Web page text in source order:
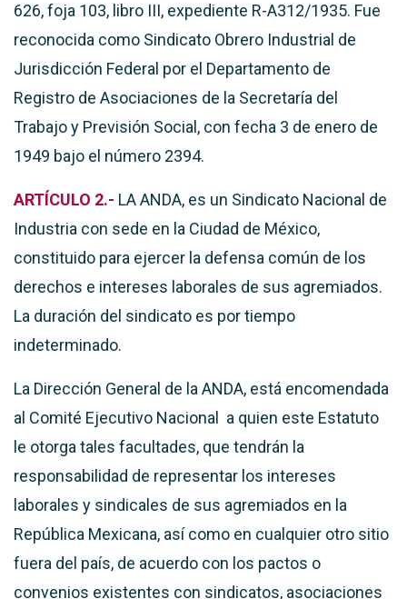
626, foja 103, libro III, expediente R-A312/1935. Fue
reconocida como Sindicato Obrero Industrial de
Jurisdicción Federal por el Departamento de
Registro de Asociaciones de la Secretaría del
Trabajo y Previsión Social, con fecha 3 de enero de
1949 bajo el número 2394.
ARTÍCULO 2.- LA ANDA, es un Sindicato Nacional de
Industria con sede en la Ciudad de México,
constituido para ejercer la defensa común de los
derechos e intereses laborales de sus agremiados.
La duración del sindicato es por tiempo
indeterminado.
La Dirección General de la ANDA, está encomendada
al Comité Ejecutivo Nacional a quien este Estatuto
le otorga tales facultades, que tendrán la
responsabilidad de representar los intereses
laborales y sindicales de sus agremiados en la
República Mexicana, así como en cualquier otro sitio
fuera del país, de acuerdo con los pactos o
convenios existentes con sindicatos, asociaciones